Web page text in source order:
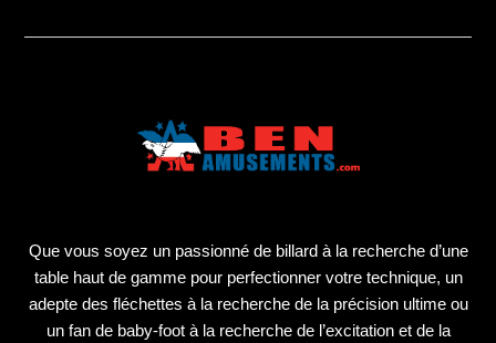
Que vous soyez un passionné de billard à la recherche d’une
table haut de gamme pour perfectionner votre technique, un
adepte des fléchettes à la recherche de la précision ultime ou
un fan de baby-foot à la recherche de l’excitation et de la